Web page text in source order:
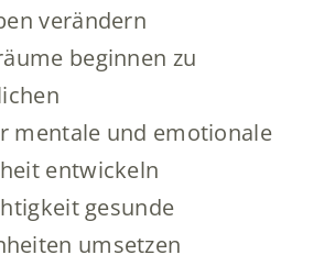
verändern
beginnen zu
mentale und emotionale
entwickeln
gesunde
umsetzen